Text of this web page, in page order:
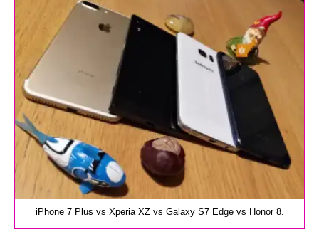
publication :
iPhone 7 Plus vs Xperia XZ vs Galaxy S7 Edge vs Honor 8.